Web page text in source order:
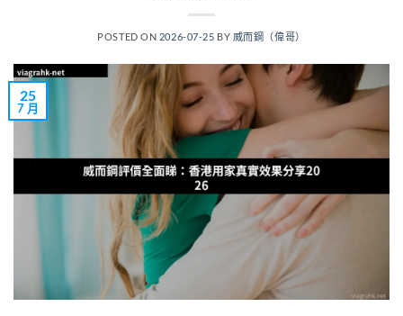
POSTED ON 2026-07-25 BY 威而鋼（偉哥）
25
7 月